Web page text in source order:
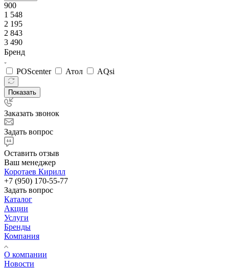
900
1 548
2 195
2 843
3 490
Бренд
POScenter Атол AQsi
Показать
Заказать звонок
Задать вопрос
Оставить отзыв
Ваш менеджер
Коротаев Кирилл
+7 (950) 170-55-77
Задать вопрос
Каталог
Акции
Услуги
Бренды
Компания
О компании
Новости